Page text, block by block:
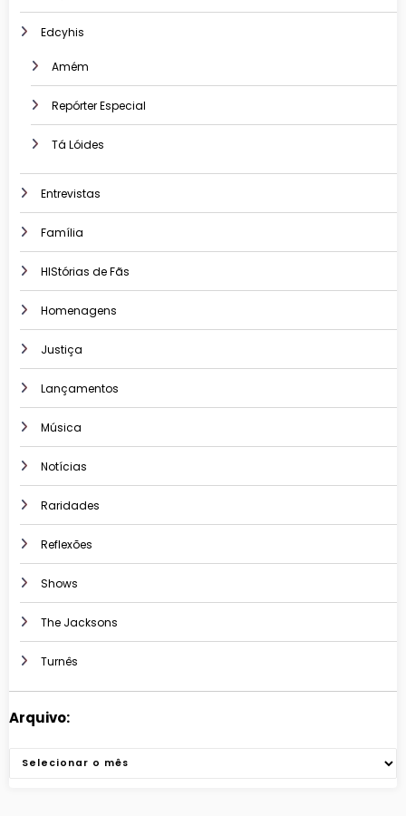
Edcyhis
Amém
Repórter Especial
Tá Lóides
Entrevistas
Família
HIStórias de Fãs
Homenagens
Justiça
Lançamentos
Música
Notícias
Raridades
Reflexões
Shows
The Jacksons
Turnês
Arquivo:
Arquivos